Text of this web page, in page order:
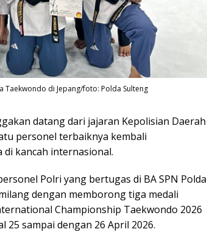
Taekwondo di Jepang/foto: Polda Sulteng
datang dari jajaran Kepolisian Daerah
personel terbaiknya kembali
kancah internasional.
Polri yang bertugas di BA SPN Polda
dengan memborong tiga medali
Championship Taekwondo 2026
25 sampai dengan 26 April 2026.